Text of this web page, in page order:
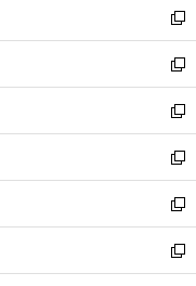
で
開
く
ド
ウ
で
開
く
ィ
ン
ド
ウ
で
開
く
い
ウ
ィ
ン
ド
ウ
で
開
く
新
し
い
ウ
ィ
ン
ド
ウ
で
開
く
新
し
い
ウ
ィ
ン
ド
ウ
で
開
新
し
い
ウ
ィ
ン
ド
ウ
新
し
い
ウ
ィ
ン
新
し
い
ウ
新
し